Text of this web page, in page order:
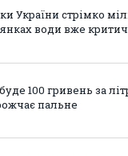
України стрімко
води вже
100 гривень за
пальне